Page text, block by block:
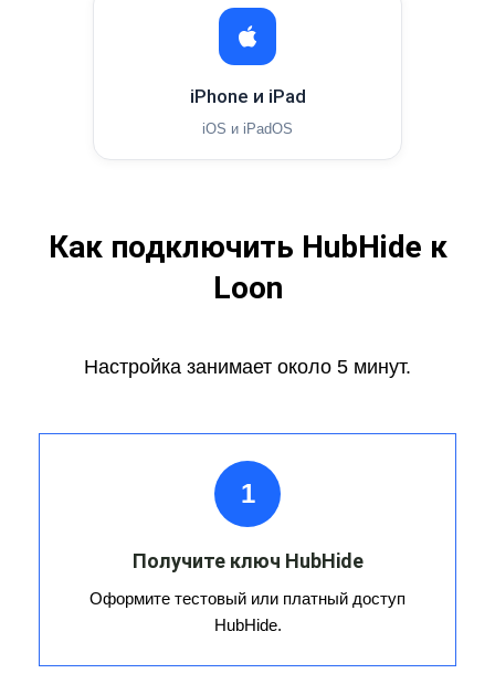
iPhone и iPad
iOS и iPadOS
Как подключить HubHide к
Loon
Настройка занимает около 5 минут.
1
Получите ключ HubHide
Оформите тестовый или платный доступ
HubHide.